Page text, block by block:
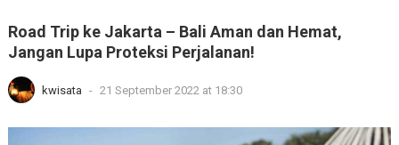
Road Trip ke Jakarta – Bali Aman dan Hemat,
Jangan Lupa Proteksi Perjalanan!
kwisata - 21 September 2022 at 18:30